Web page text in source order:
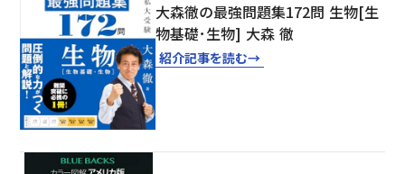
大森徹の最強問題集172問 生物[生
物基礎･生物] 大森 徹
紹介記事を読む→